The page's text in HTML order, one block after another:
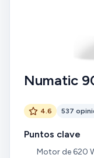
Numatic
4.6 537
Puntos clave
Motor de 620